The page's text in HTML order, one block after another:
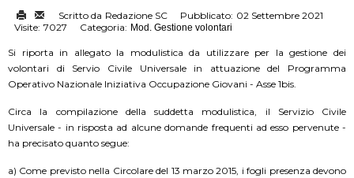
Scritto da Redazione SC Pubblicato: 02 Settembre 2021
Visite: 7027 Categoria: Mod. Gestione volontari
Si riporta in allegato la modulistica da utilizzare per la gestione dei
volontari di Servio Civile Universale in attuazione del Programma
Operativo Nazionale Iniziativa Occupazione Giovani - Asse 1bis.
Circa la compilazione della suddetta modulistica, il Servizio Civile
Universale - in risposta ad alcune domande frequenti ad esso pervenute -
ha precisato quanto segue:
a) Come previsto nella Circolare del 13 marzo 2015, i fogli presenza devono